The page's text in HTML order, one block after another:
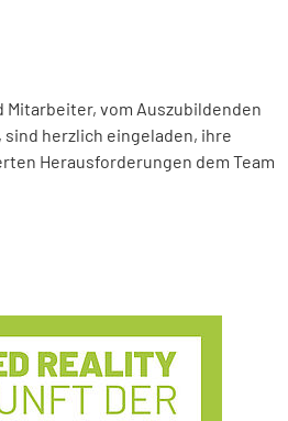
vom Auszubildenden
herzlich eingeladen, ihre
Herausforderungen dem Team